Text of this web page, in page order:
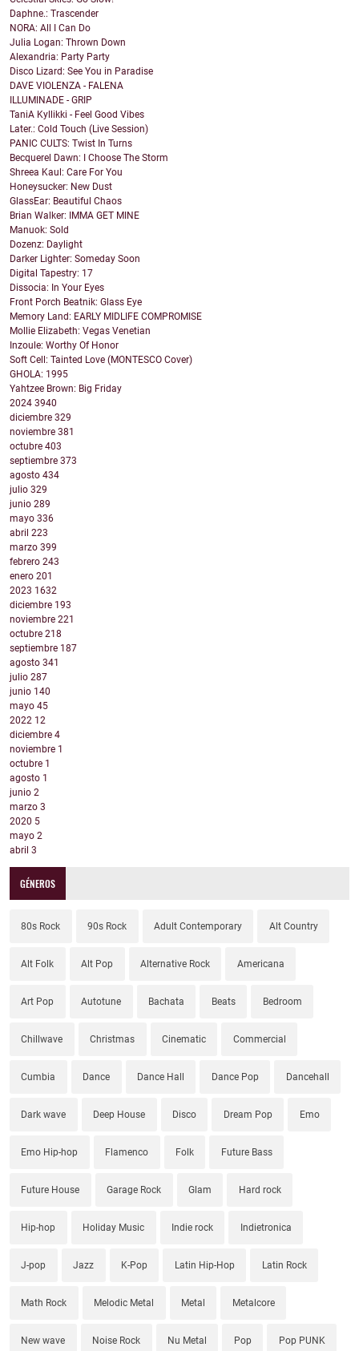
Daphne.: Trascender
NORA: All I Can Do
Julia Logan: Thrown Down
Alexandria: Party Party
Disco Lizard: See You in Paradise
DAVE VIOLENZA - FALENA
ILLUMINADE - GRIP
TaniA Kyllikki - Feel Good Vibes
Later.: Cold Touch (Live Session)
PANIC CULTS: Twist In Turns
Becquerel Dawn: I Choose The Storm
Shreea Kaul: Care For You
Honeysucker: New Dust
GlassEar: Beautiful Chaos
Brian Walker: IMMA GET MINE
Manuok: Sold
Dozenz: Daylight
Darker Lighter: Someday Soon
Digital Tapestry: 17
Dissocia: In Your Eyes
Front Porch Beatnik: Glass Eye
Memory Land: EARLY MIDLIFE COMPROMISE
Mollie Elizabeth: Vegas Venetian
Inzoule: Worthy Of Honor
Soft Cell: Tainted Love (MONTESCO Cover)
GHOLA: 1995
Yahtzee Brown: Big Friday
2024 3940
diciembre 329
noviembre 381
octubre 403
septiembre 373
agosto 434
julio 329
junio 289
mayo 336
abril 223
marzo 399
febrero 243
enero 201
2023 1632
diciembre 193
noviembre 221
octubre 218
septiembre 187
agosto 341
julio 287
junio 140
mayo 45
2022 12
diciembre 4
noviembre 1
octubre 1
agosto 1
junio 2
marzo 3
2020 5
mayo 2
abril 3
GÉNEROS
80s Rock 90s Rock Adult Contemporary Alt Country
Alt Folk Alt Pop Alternative Rock Americana
Art Pop Autotune Bachata Beats Bedroom
Chillwave Christmas Cinematic Commercial
Cumbia Dance Dance Hall Dance Pop Dancehall
Dark wave Deep House Disco Dream Pop Emo
Emo Hip-hop Flamenco Folk Future Bass
Future House Garage Rock Glam Hard rock
Hip-hop Holiday Music Indie rock Indietronica
J-pop Jazz K-Pop Latin Hip-Hop Latin Rock
Math Rock Melodic Metal Metal Metalcore
New wave Noise Rock Nu Metal Pop Pop PUNK